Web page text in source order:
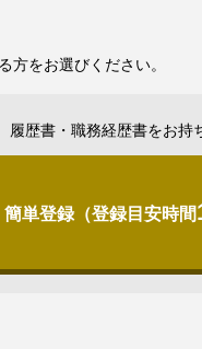
方をお選びください。
履歴書・職務経歴書をお持
簡単登録（登録目安時間